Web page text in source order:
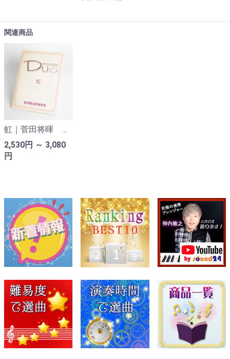
関連商品
虹｜菅田将暉 映画『STAND BY ME ドラえもん2』（ピアノ連弾楽譜）
2,530円 ～ 3,080
円